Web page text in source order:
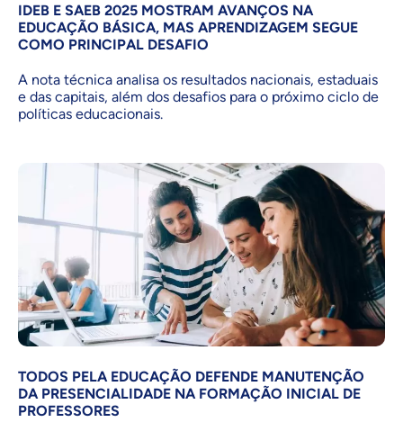
IDEB E SAEB 2025 MOSTRAM AVANÇOS NA
EDUCAÇÃO BÁSICA, MAS APRENDIZAGEM SEGUE
COMO PRINCIPAL DESAFIO
A nota técnica analisa os resultados nacionais, estaduais
e das capitais, além dos desafios para o próximo ciclo de
políticas educacionais.
TODOS PELA EDUCAÇÃO DEFENDE MANUTENÇÃO
DA PRESENCIALIDADE NA FORMAÇÃO INICIAL DE
PROFESSORES